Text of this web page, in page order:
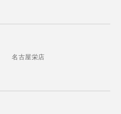
名古屋栄店